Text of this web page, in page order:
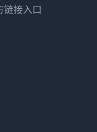
链接入口